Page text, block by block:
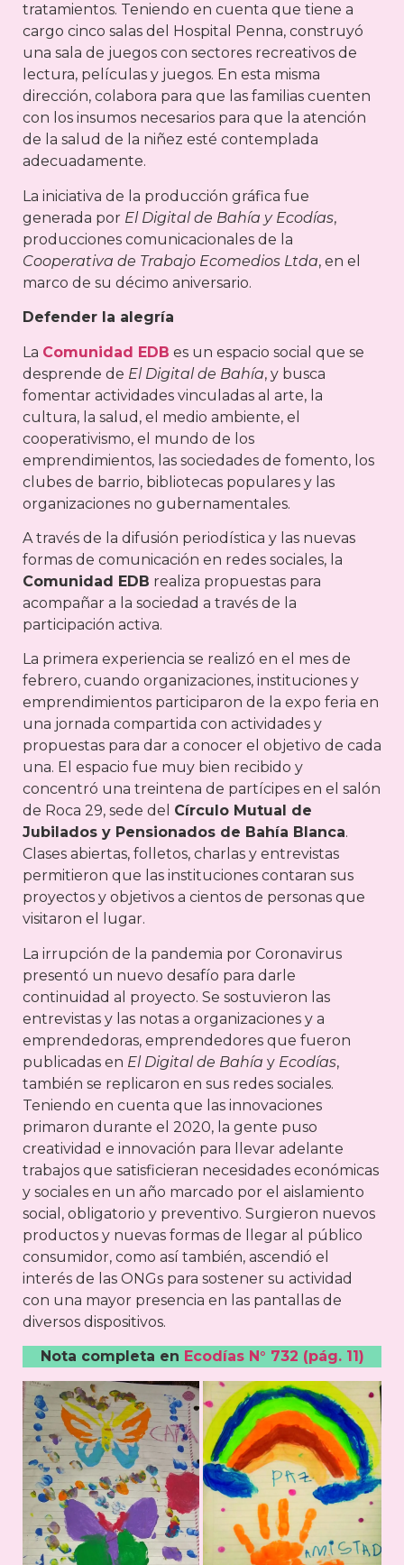
tratamientos. Teniendo en cuenta que tiene a
cargo cinco salas del Hospital Penna, construyó
una sala de juegos con sectores recreativos de
lectura, películas y juegos. En esta misma
dirección, colabora para que las familias cuenten
con los insumos necesarios para que la atención
de la salud de la niñez esté contemplada
adecuadamente.
La iniciativa de la producción gráfica fue
generada por El Digital de Bahía y Ecodías,
producciones comunicacionales de la
Cooperativa de Trabajo Ecomedios Ltda, en el
marco de su décimo aniversario.
Defender la alegría
La Comunidad EDB es un espacio social que se
desprende de El Digital de Bahía, y busca
fomentar actividades vinculadas al arte, la
cultura, la salud, el medio ambiente, el
cooperativismo, el mundo de los
emprendimientos, las sociedades de fomento, los
clubes de barrio, bibliotecas populares y las
organizaciones no gubernamentales.
A través de la difusión periodística y las nuevas
formas de comunicación en redes sociales, la
Comunidad EDB realiza propuestas para
acompañar a la sociedad a través de la
participación activa.
La primera experiencia se realizó en el mes de
febrero, cuando organizaciones, instituciones y
emprendimientos participaron de la expo feria en
una jornada compartida con actividades y
propuestas para dar a conocer el objetivo de cada
una. El espacio fue muy bien recibido y
concentró una treintena de partícipes en el salón
de Roca 29, sede del Círculo Mutual de
Jubilados y Pensionados de Bahía Blanca.
Clases abiertas, folletos, charlas y entrevistas
permitieron que las instituciones contaran sus
proyectos y objetivos a cientos de personas que
visitaron el lugar.
La irrupción de la pandemia por Coronavirus
presentó un nuevo desafío para darle
continuidad al proyecto. Se sostuvieron las
entrevistas y las notas a organizaciones y a
emprendedoras, emprendedores que fueron
publicadas en El Digital de Bahía y Ecodías,
también se replicaron en sus redes sociales.
Teniendo en cuenta que las innovaciones
primaron durante el 2020, la gente puso
creatividad e innovación para llevar adelante
trabajos que satisficieran necesidades económicas
y sociales en un año marcado por el aislamiento
social, obligatorio y preventivo. Surgieron nuevos
productos y nuevas formas de llegar al público
consumidor, como así también, ascendió el
interés de las ONGs para sostener su actividad
con una mayor presencia en las pantallas de
diversos dispositivos.
Nota completa en Ecodías N° 732 (pág. 11)